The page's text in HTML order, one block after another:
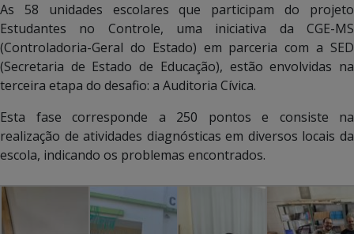
As 58 unidades escolares que participam do projeto
Estudantes no Controle, uma iniciativa da CGE-MS
(Controladoria-Geral do Estado) em parceria com a SED
(Secretaria de Estado de Educação), estão envolvidas na
terceira etapa do desafio: a Auditoria Cívica.
Esta fase corresponde a 250 pontos e consiste na
realização de atividades diagnósticas em diversos locais da
escola, indicando os problemas encontrados.